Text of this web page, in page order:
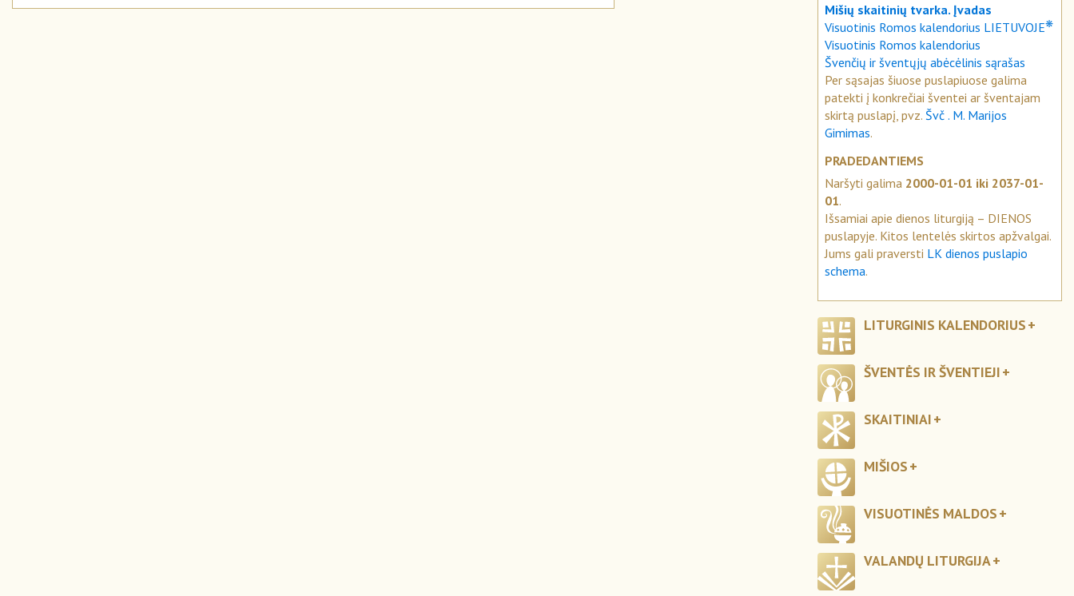
Mišių skaitinių tvarka. Įvadas
Visuotinis Romos kalendorius LIETUVOJE❋
Visuotinis Romos kalendorius
Švenčių ir šventųjų abėcėlinis sąrašas
Per sąsajas šiuose puslapiuose galima
patekti į konkrečiai šventei ar šventajam
skirtą puslapį, pvz. Švč . M. Marijos
Gimimas.
PRADEDANTIEMS
Naršyti galima 2000-01-01 iki 2037-01-
01.
Išsamiai apie dienos liturgiją – DIENOS
puslapyje. Kitos lentelės skirtos apžvalgai.
Jums gali praversti LK dienos puslapio
schema.
LITURGINIS KALENDORIUS
ŠVENTĖS IR ŠVENTIEJI
SKAITINIAI
MIŠIOS
VISUOTINĖS MALDOS
VALANDŲ LITURGIJA